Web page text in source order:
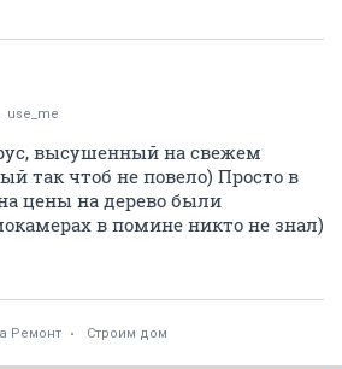
use_me
высушенный на свежем
так чтоб не повело) Просто в
цены на дерево были
в помине никто не знал)
Ремонт Строим дом